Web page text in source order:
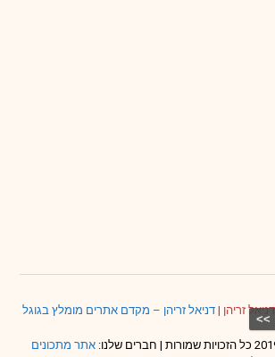
דניאל זריהן | דניאל זריהן – מקדם אתרים מומלץ בגוגל
אתר מתכונים
>>